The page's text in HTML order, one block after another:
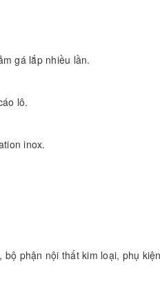
gá lắp nhiều lần.
lô.
inox.
phận nội thất kim loại, phụ